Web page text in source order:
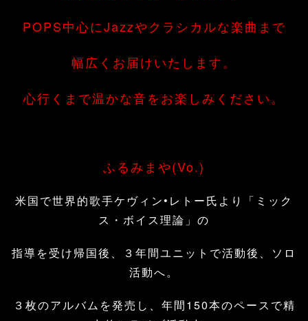
POPS中心にJazzやクラシカルな楽曲まで
幅広くお届けいたします。
心行くまで温かな音をお楽しみください。
ふるみまや(Vo.)
米国で世界的歌手ケヴィン•レトー氏より「ミック
ス・ボイス理論」の
指導を受け帰国後、３年間ユニットで活動後、ソロ
活動へ。
３枚のアルバムを発売し、年間150本のペースで精